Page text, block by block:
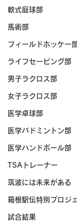
軟式庭球部
馬術部
フィールドホッケー
ライフセービング部
男子ラクロス部
女子ラクロス部
医学卓球部
医学バドミントン部
医学ハンドボール部
TSAトレーナー
筑波には未来がある
箱根駅伝特別プロジ
試合結果